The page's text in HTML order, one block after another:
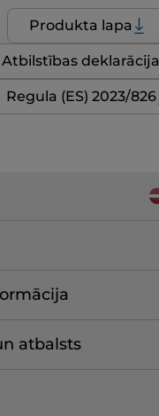
Produkta lapa
Atbilstības deklarācija
Regula (ES) 2023/826
atbalsts